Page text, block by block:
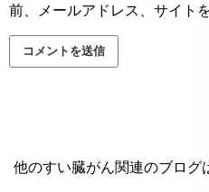
前、メールアドレス、サイト
他のすい臓がん関連のブログ